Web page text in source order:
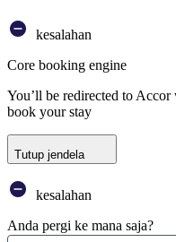
kesalahan
Core booking engine
You’ll be redirected to
book your stay
Tutup jendela
kesalahan
Anda pergi ke mana saja?